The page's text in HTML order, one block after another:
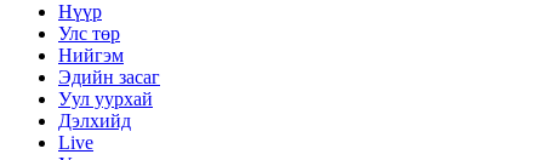
Нүүр
Улс төр
Нийгэм
Эдийн засаг
Уул уурхай
Дэлхийд
Live